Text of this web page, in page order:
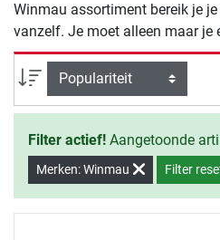
Winmau assortiment bereik je
vanzelf. Je moet alleen maar je
met de training te beginnen.
Sortering
Filter actief! Aangetoonde
Merken: Winmau Filter